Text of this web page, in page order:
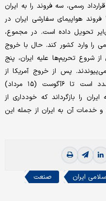
رسمی، سه فروند را به ایران
تحویل داد. همچنین ATR نیز از ۲۰ فروند هواپیمای سفارشی ایران در
را به ایران‌ایر تحویل داده است. در مجموع،
پسابرجامی را وارد کشور کند. حال با خروج
شروع تحریم‌ها علیه ایران، پنج
پس از خروج آمریکا از
برجام، وزارت خزانه‌داری آمریکا درصدد است تا ۶‌آگوست (۱۵ مرداد)
را بازگرداند که خودداری از
خدمات آن به ایران از جمله این
ایران
صنعت